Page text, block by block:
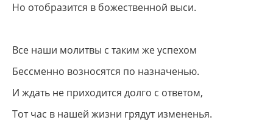
Но отобразится в божественной выси.
Все наши молитвы с таким же успехом
Бессменно возносятся по назначенью.
И ждать не приходится долго с ответом,
Тот час в нашей жизни грядут измененья.